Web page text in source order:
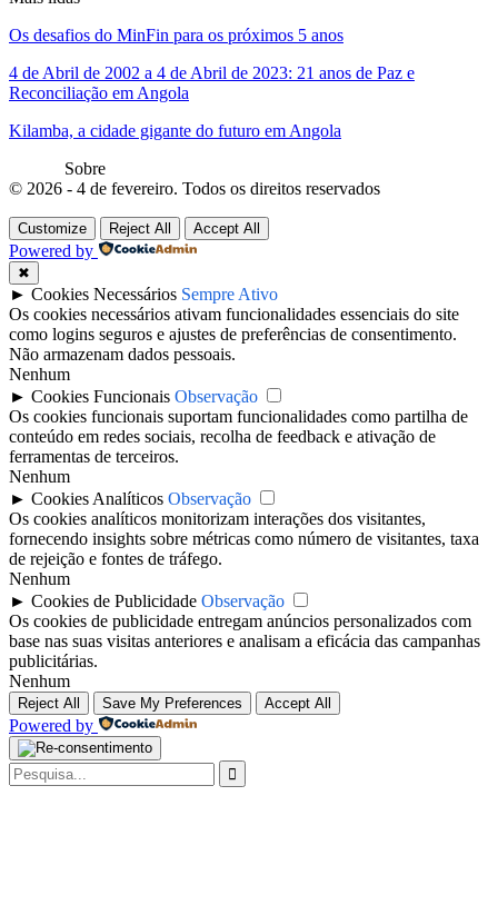
Os desafios do MinFin para os próximos 5 anos
4 de Abril de 2002 a 4 de Abril de 2023: 21 anos de Paz e
Reconciliação em Angola
Kilamba, a cidade gigante do futuro em Angola
Sobre
© 2026 - 4 de fevereiro. Todos os direitos reservados
Customize Reject All Accept All
Powered by
✖
► Cookies Necessários Sempre Ativo
Os cookies necessários ativam funcionalidades essenciais do site
como logins seguros e ajustes de preferências de consentimento.
Não armazenam dados pessoais.
Nenhum
► Cookies Funcionais Observação
Os cookies funcionais suportam funcionalidades como partilha de
conteúdo em redes sociais, recolha de feedback e ativação de
ferramentas de terceiros.
Nenhum
► Cookies Analíticos Observação
Os cookies analíticos monitorizam interações dos visitantes,
fornecendo insights sobre métricas como número de visitantes, taxa
de rejeição e fontes de tráfego.
Nenhum
► Cookies de Publicidade Observação
Os cookies de publicidade entregam anúncios personalizados com
base nas suas visitas anteriores e analisam a eficácia das campanhas
publicitárias.
Nenhum
Reject All Save My Preferences Accept All
Powered by